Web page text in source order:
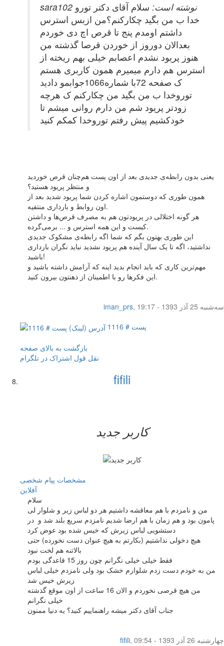
sara102 نوشته است: سلام آقای دکتر تورو
خدا ب من بگید چکارکنم؟من ازبس استرس
داشتم اومدم پنج تا قرص اچ دی خوردم
بعدالان دوروز از خوردن قرصا گذشته من
هنوز پریود نشدم اعصابم خیلی بهم ریخته از
استرس هم دارم میمیرم همون کاربری هستم
ک صفحه 72با شماره1066جوابمو دادید
توروخدا ب من بگید من چکارکنم ک هرچه
زودتر پریود شم من دارم روانی میشم تا
خودکشیم پیش رفتم توروخدا کمکم کنید
یعنی بدون رابطه‌ی جدیدی بعد از اون پست هم‌چنان قرص خوردید
و منتظر پریود هستید؟
همون طوری که دوستمون اشاره کردن شما پریود شدید بعد از
اون روابط و بارداری منتفیه.
هر گونه اختلالی در پریودتون هم به مصرف قرص‌ها و داشتن
کیست و این همه استرس و ... برمی‌گرده.
این طوری بهتون بگم که شما اگه رابطه‌ی مشکوک جدیدی
نداشتید، اگه تا یک سال آینده هم پریود نشدید نباید نگران بارداری
باشید!
مهم‌ترین کاری که باید انجام بدید اینه که آرامش داشته باشید و
این فکرها رو با اطمینان از ذهنتون بیرون کنید.
iman_prs,
سه‌شنبه 25 آذر 1393 - 19:17
پست # 1116
بازگشت به بالای صفحه
نقل قول اشتراک در تلگرام
fifili
کاربر جدید
مشخصات پیام شخصی
آفلاين
سلام
من و نامزدم با هم معاقشه داشتیم هر دو لباس زیر و شلوار لی
پامون بود و هم زمان با هم ارضا شدیم نامزدم سریع بلند شد و در
دستشویی لباس زیرش که خیس شده بود عوض کرد
هیچ دخولی نداشتیم (بکارتم به هیچ عنوان دست نخورده) حتی
بالاتنه هم لخت نبود
فقط خیلی خیلی نگرانم چون روز 15 قاعدگی بودم
من به خودم دست زدم شلوارم خشک بود ولی نامزدم خیلی لباس
زیرش خیس شد
من هیچ قرصی نخوردم و الان 16 ساعت از اون موقع گذشته
خیلی نگرانم
جناب آقای دکتر میشه راهنماییم کنید؟ یه دنیا ممنون
fifili, چهار‌شنبه 26 آذر 1393 - 09:54